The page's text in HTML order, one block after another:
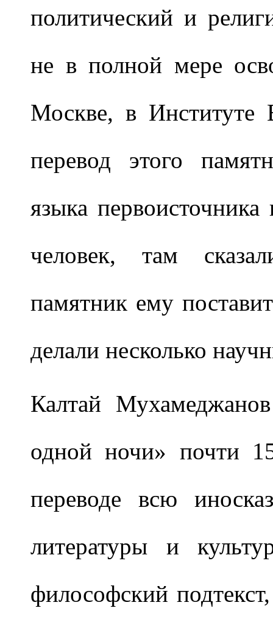
политический и
не в полной мере
Москве, в Институте
перевод этого
языка
человек, там
памятник ему
делали несколько
Калтай
одной ночи» почти
переводе всю
литературы и
философский